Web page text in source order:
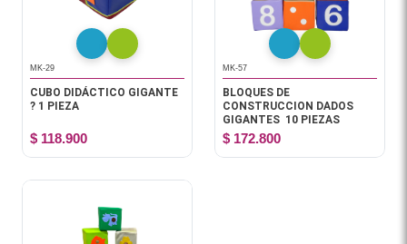
MK-29
CUBO DIDÁCTICO GIGANTE
? 1 PIEZA
$ 118.900
MK-57
BLOQUES DE
CONSTRUCCION DADOS
GIGANTES 10 PIEZAS
$ 172.800